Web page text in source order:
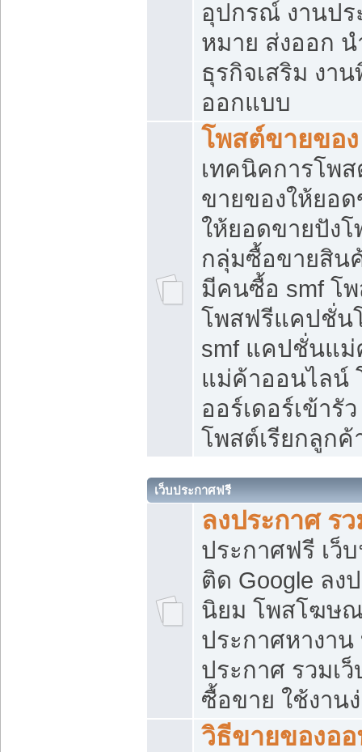
อุปกรณ์ งานป
หมาย ส่งออก น
ธุรกิจเสริม งา
ออกแบบ
โพสต์ขายของ
เทคนิคการโพ
ขายของให้ยอ
ให้ยอดขายปัง
กลุ่มซื้อขายสิน
มีคนซื้อ smf โ
โพสฟรีแคปชั่น
smf แคปชั่นแ
แม่ค้าออนไลน์
ออร์เดอร์เข้ารั
โพสต์เรียกลูกค้
เว็บประกาศฟรี
ลงประกาศ ร
ประกาศฟรี เว็
ติด Google ลง
นิยม โพสโฆษ
ประกาศหางาน
ประกาศ รวมเ
ซื้อขาย ใช้งาน
วิธีขายของอ